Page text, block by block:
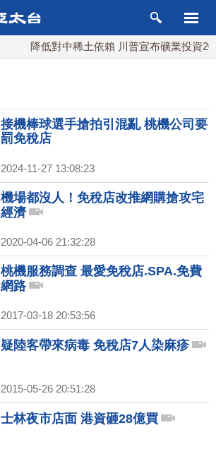
降低對中稀土依賴 川普宣布礦業投資20
接機棒球選手搶拍引混亂 桃機公司要
罰免稅店
2024-11-27 13:08:23
機場都沒人！免稅店改推網購搶攻宅
經濟
2020-04-06 21:32:28
桃機服務調查 最愛免稅店.SPA.免費
網路
2017-03-18 20:53:56
疑陸客帶來病毒 免稅店7人染麻疹
2015-05-26 20:51:28
士林夜市店面 港資砸28億買